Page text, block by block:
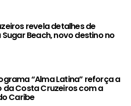
revela detalhes de
Beach, novo destino no
“Alma Latina” reforça a
da Costa Cruzeiros com a
Caribe